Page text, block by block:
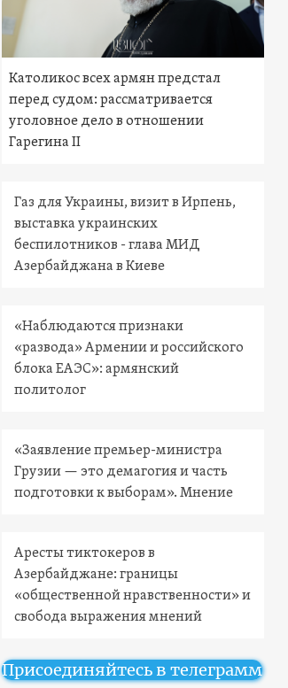
Католикос всех армян предстал
перед судом: рассматривается
уголовное дело в отношении
Гарегина II
Газ для Украины, визит в Ирпень,
выставка украинских
беспилотников - глава МИД
Азербайджана в Киеве
«Наблюдаются признаки
«развода» Армении и российского
блока ЕАЭС»: армянский
политолог
«Заявление премьер-министра
Грузии — это демагогия и часть
подготовки к выборам». Мнение
Аресты тиктокеров в
Азербайджане: границы
«общественной нравственности» и
свобода выражения мнений
Присоединяйтесь в телеграмм